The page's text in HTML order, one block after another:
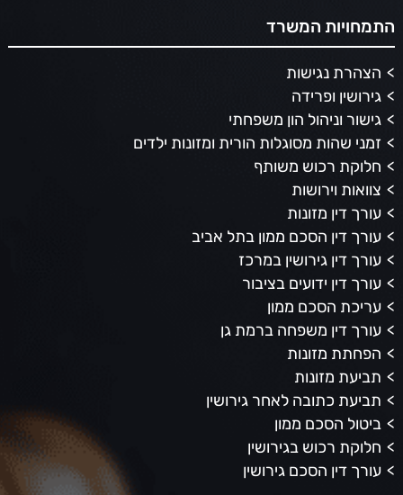
התמחויות המשרד
הצהרת נגישות
גירושין ופרידה
גישור וניהול הון משפחתי
זמני שהות מסוגלות הורית ומזונות ילדים
חלוקת רכוש משותף
צוואות וירושות
עורך דין מזונות
עורך דין הסכם ממון בתל אביב
עורך דין גירושין במרכז
עורך דין ידועים בציבור
עריכת הסכם ממון
עורך דין משפחה ברמת גן
הפחתת מזונות
תביעת מזונות
תביעת כתובה לאחר גירושין
ביטול הסכם ממון
חלוקת רכוש בגירושין
עורך דין הסכם גירושין